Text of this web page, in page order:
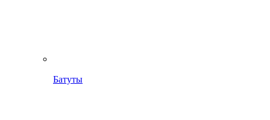
Батуты